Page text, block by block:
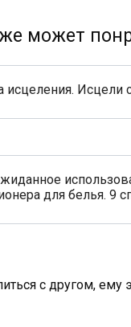
может
исцеления. Исцели
для белья. 9
с другом, ему